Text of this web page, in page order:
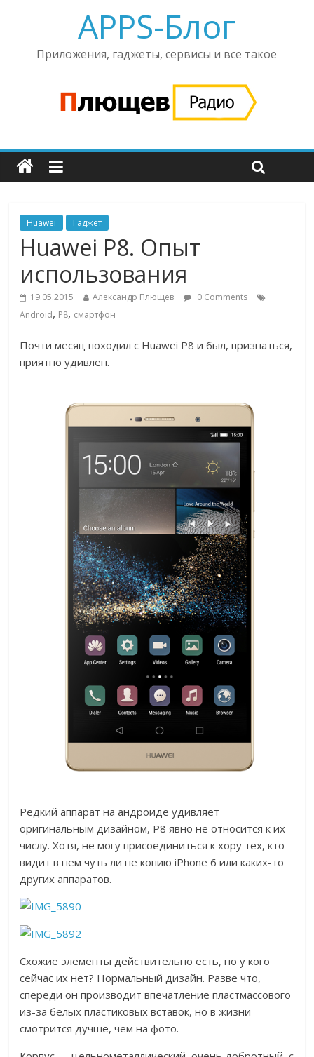
APPS-Блог
Приложения, гаджеты, сервисы и все такое
Huawei Гаджет
Huawei P8. Опыт
использования
19.05.2015 Александр Плющев
0 Comments
Android, P8, смартфон
Почти месяц походил с Huawei P8 и был, признаться,
приятно удивлен.
Редкий аппарат на андроиде удивляет
оригинальным дизайном, P8 явно не относится к их
числу. Хотя, не могу присоединиться к хору тех, кто
видит в нем чуть ли не копию iPhone 6 или каких-то
других аппаратов.
Схожие элементы действительно есть, но у кого
сейчас их нет? Нормальный дизайн. Разве что,
спереди он производит впечатление пластмассового
из-за белых пластиковых вставок, но в жизни
смотрится дучше, чем на фото.